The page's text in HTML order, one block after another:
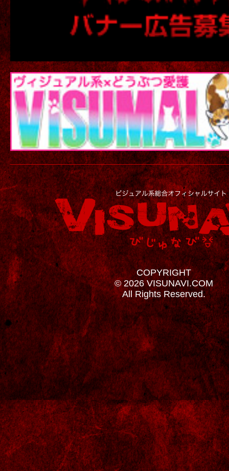
COPYRIGHT
© 2026 VISUNAVI.COM
All Rights Reserved.